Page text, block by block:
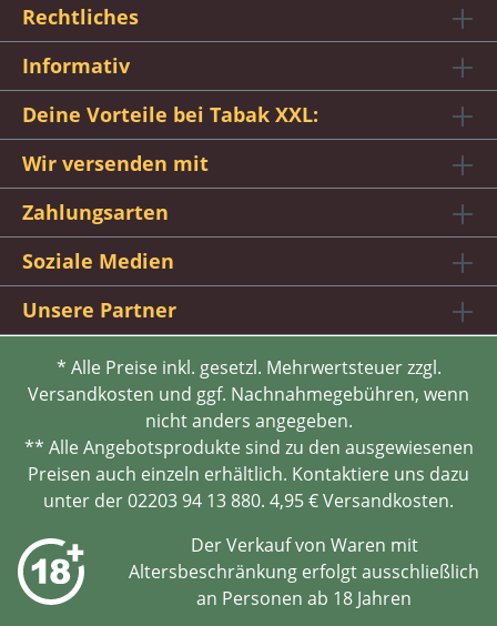
Rechtliches
Informativ
Deine Vorteile bei Tabak XXL:
Wir versenden mit
Zahlungsarten
Soziale Medien
Unsere Partner
* Alle Preise inkl. gesetzl. Mehrwertsteuer zzgl.
Versandkosten und ggf. Nachnahmegebühren, wenn
nicht anders angegeben.
** Alle Angebotsprodukte sind zu den ausgewiesenen
Preisen auch einzeln erhältlich. Kontaktiere uns dazu
unter der 02203 94 13 880. 4,95 € Versandkosten.
Der Verkauf von Waren mit
Altersbeschränkung erfolgt ausschließlich
an Personen ab 18 Jahren